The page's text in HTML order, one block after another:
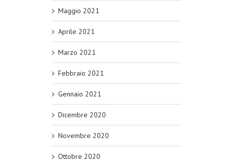
Maggio 2021
Aprile 2021
Marzo 2021
Febbraio 2021
Gennaio 2021
Dicembre 2020
Novembre 2020
Ottobre 2020